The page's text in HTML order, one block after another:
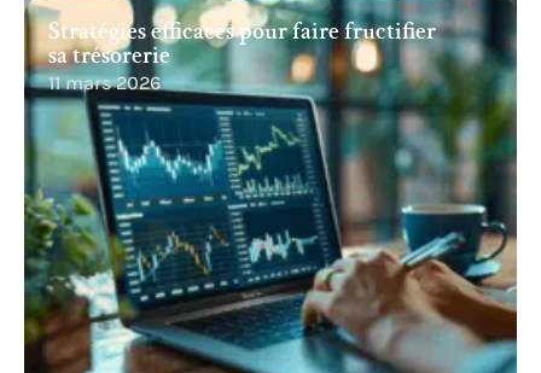
Stratégies efficaces pour faire fructifier
sa trésorerie
11 mars 2026